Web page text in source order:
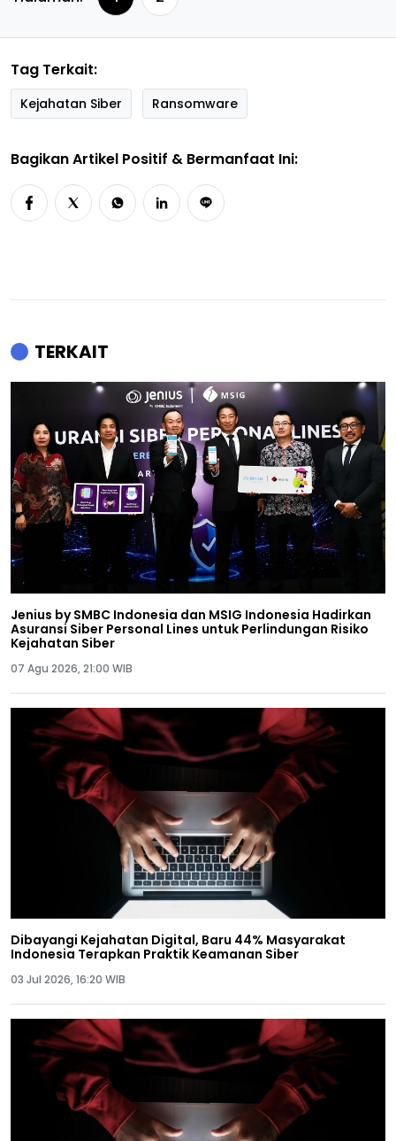
Tag Terkait:
Kejahatan Siber Ransomware
Bagikan Artikel Positif & Bermanfaat Ini:
TERKAIT
Jenius by SMBC Indonesia dan MSIG Indonesia Hadirkan
Asuransi Siber Personal Lines untuk Perlindungan Risiko
Kejahatan Siber
07 Agu 2026, 21:00 WIB
Dibayangi Kejahatan Digital, Baru 44% Masyarakat
Indonesia Terapkan Praktik Keamanan Siber
03 Jul 2026, 16:20 WIB